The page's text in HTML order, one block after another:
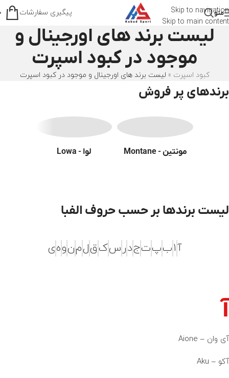
Skip to navigation
Skip to main content
منو پیگیری سفارشات
لیست برند های اورجینال و
موجود در کبود اسپرت
کبود اسپرت » لیست برند های اورجینال و موجود در کبود اسپرت
برندهای پر فروش
مونتین - Montane لوا - Lowa
لیست برندها بر حسب حروف الفبا
آ1بپتجدر سکقلمنوهی
آ
آی وان – Aione
آکو – Aku